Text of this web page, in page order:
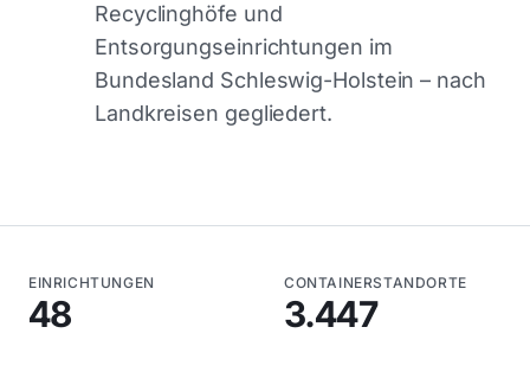
Recyclinghöfe und
Entsorgungseinrichtungen im
Bundesland Schleswig-Holstein – nach
Landkreisen gegliedert.
EINRICHTUNGEN
48
CONTAINERSTANDORTE
3.447